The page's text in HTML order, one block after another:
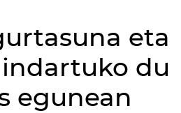
eta
du
egunean